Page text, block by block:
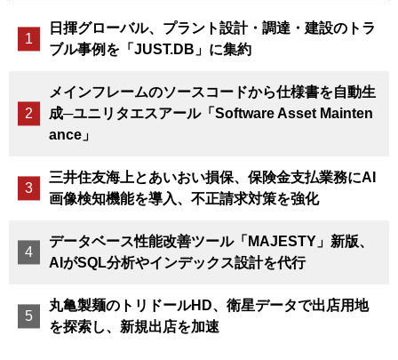
日揮グローバル、プラント設計・調達・建設のトラ
ブル事例を「JUST.DB」に集約
メインフレームのソースコードから仕様書を自動生
成─ユニリタエスアール「Software Asset Mainten
ance」
三井住友海上とあいおい損保、保険金支払業務にAI
画像検知機能を導入、不正請求対策を強化
データベース性能改善ツール「MAJESTY」新版、
AIがSQL分析やインデックス設計を代行
丸亀製麺のトリドールHD、衛星データで出店用地
を探索し、新規出店を加速